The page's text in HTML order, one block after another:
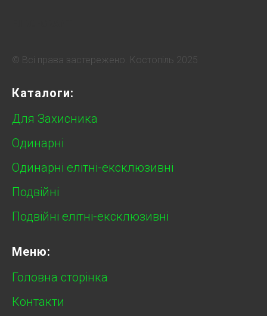
© Всі права застережено. Костопіль 2025
Каталоги:
Для Захисника
Одинарні
Одинарні елітні-ексклюзивні
Подвійні
Подвійні елітні-ексклюзивні
Меню:
Головна сторінка
Контакти